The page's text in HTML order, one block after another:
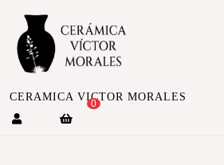
CERAMICA VICTOR MORALES
0